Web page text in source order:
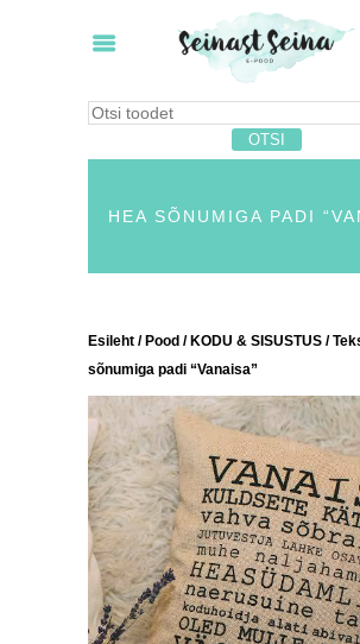
HEA SÕNUMIGA PADI
Esileht / Pood / KODU & SISUSTUS /
sõnumiga padi “Vanaisa”